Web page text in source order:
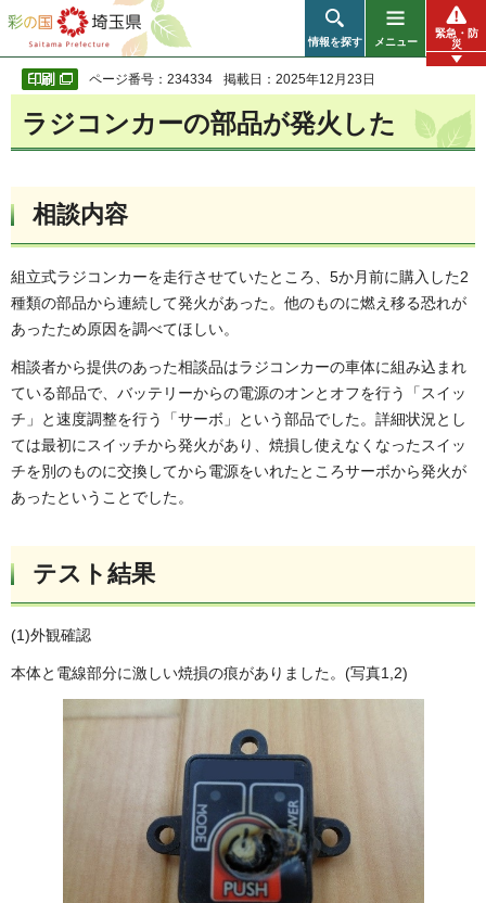
彩の国 埼玉県
情報を探す メニュー
緊急・防
災
ページ番号：234334 掲載日：2025年12月23日
ラジコンカーの部品が発火した
相談内容
組立式ラジコンカーを走行させていたところ、5か月前に購入した2
種類の部品から連続して発火があった。他のものに燃え移る恐れが
あったため原因を調べてほしい。
相談者から提供のあった相談品はラジコンカーの車体に組み込まれ
ている部品で、バッテリーからの電源のオンとオフを行う「スイッ
チ」と速度調整を行う「サーボ」という部品でした。詳細状況とし
ては最初にスイッチから発火があり、焼損し使えなくなったスイッ
チを別のものに交換してから電源をいれたところサーボから発火が
あったということでした。
テスト結果
(1)外観確認
本体と電線部分に激しい焼損の痕がありました。(写真1,2)